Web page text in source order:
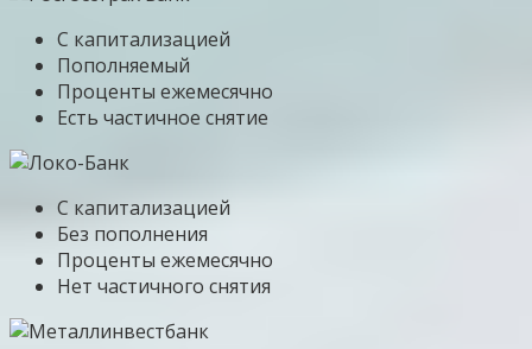
С капитализацией
Пополняемый
Проценты ежемесячно
Есть частичное снятие
С капитализацией
Без пополнения
Проценты ежемесячно
Нет частичного снятия